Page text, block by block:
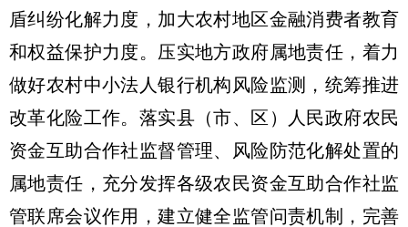
盾纠纷化解力度，加大农村地区金融消费者教育
和权益保护力度。压实地方政府属地责任，着力
做好农村中小法人银行机构风险监测，统筹推进
改革化险工作。落实县（市、区）人民政府农民
资金互助合作社监督管理、风险防范化解处置的
属地责任，充分发挥各级农民资金互助合作社监
管联席会议作用，建立健全监管问责机制，完善